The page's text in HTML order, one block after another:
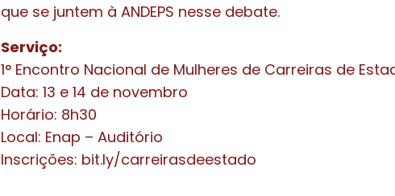
que se juntem à ANDEPS nesse debate.
Serviço:
1° Encontro Nacional de Mulheres de Carreiras de
Data: 13 e 14 de novembro
Horário: 8h30
Local: Enap – Auditório
Inscrições: bit.ly/carreirasdeestado